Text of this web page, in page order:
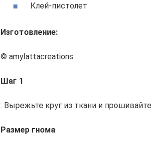
Клей-пистолет
Изготовление:
© amylattacreations
Шаг 1
: Вырежьте круг из ткани и
Размер гнома